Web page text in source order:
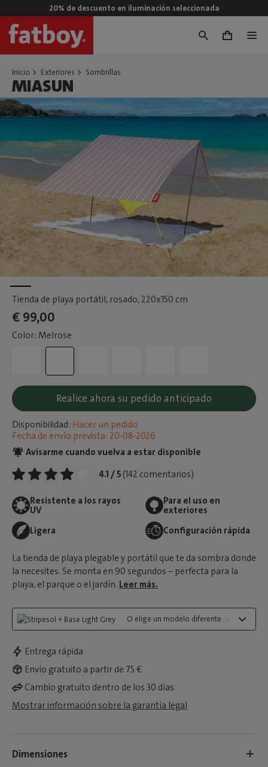
20% de descuento en iluminación seleccionada
0
Inicio Exteriores Sombrillas
MIASUN
Tienda de playa portátil, rosado, 220x150 cm
€ 99,00
Color: Melrose
Realice ahora su pedido anticipado
Disponibilidad: Hacer un pedido
Fecha de envío prevista: 20-08-2026
Avisarme cuando vuelva a estar disponible
4.1 / 5 (142 comentarios)
Resistente a los rayos
UV
Para el uso en
exteriores
Ligera
Configuración rápida
La tienda de playa plegable y portátil que te da sombra donde
la necesites. Se monta en 90 segundos – perfecta para la
playa, el parque o el jardín. Leer más.
O elige un modelo diferente...:
Entrega rápida
Envío gratuito a partir de 75 €
Cambio gratuito dentro de los 30 días
Mostrar información sobre la garantía legal
Dimensiones